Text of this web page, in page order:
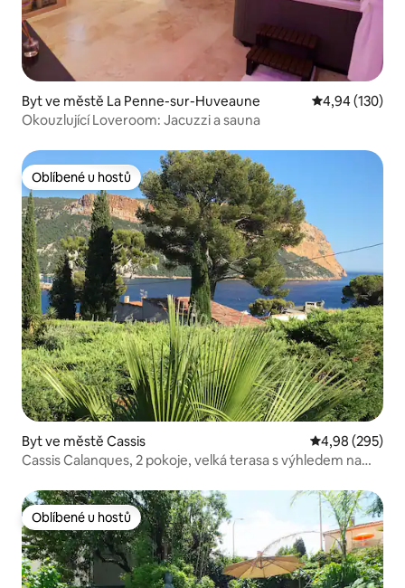
Byt ve městě La Penne-sur-Huveaune Průměrné
4,94 (130)
Okouzlující Loveroom: Jacuzzi a sauna
Oblíbené u hostů
Oblíbené u hostů
Byt ve městě Cassis Průměrné
4,98 (295)
Cassis Calanques, 2 pokoje, velká terasa s výhledem na
Oblíbené u hostů
Oblíbené u hostů